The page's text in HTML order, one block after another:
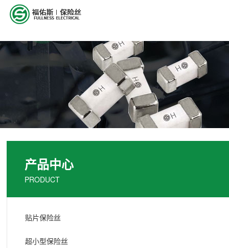
产品中心
PRODUCT
贴片保险丝
超小型保险丝